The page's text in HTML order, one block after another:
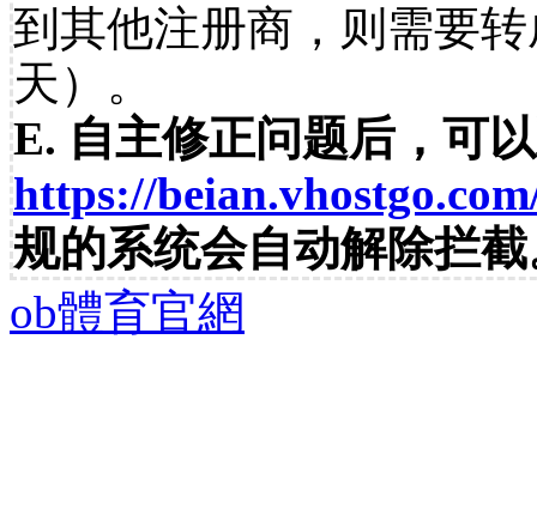
到其他注册商，则需要
天）。
E. 自主修正问题后，可
https://
规的系统会自动解除拦
ob體育官網